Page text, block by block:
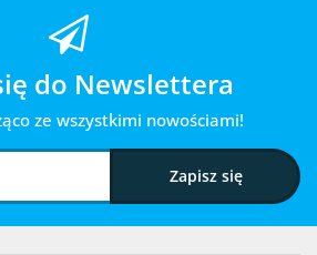
do Newslettera
ze wszystkimi nowościami!